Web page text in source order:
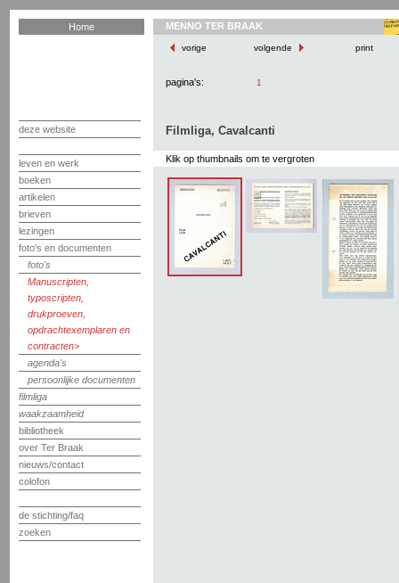
Home
deze website
leven en werk
boeken
artikelen
brieven
lezingen
foto's en documenten
foto's
Manuscripten,
typoscripten,
drukproeven,
opdrachtexemplaren en
contracten
agenda's
persoonlijke documenten
filmliga
waakzaamheid
bibliotheek
over Ter Braak
nieuws/contact
colofon
de stichting/faq
zoeken
MENNO TER BRAAK
vorige volgende print
pagina's: 1
Filmliga, Cavalcanti
Klik op thumbnails om te vergroten